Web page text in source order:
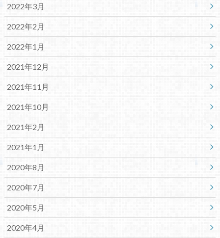
2022年3月
2022年2月
2022年1月
2021年12月
2021年11月
2021年10月
2021年2月
2021年1月
2020年8月
2020年7月
2020年5月
2020年4月